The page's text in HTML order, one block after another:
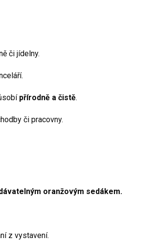
či jídelny.
přírodně a čistě.
či pracovny.
oranžovým sedákem.
z vystavení.